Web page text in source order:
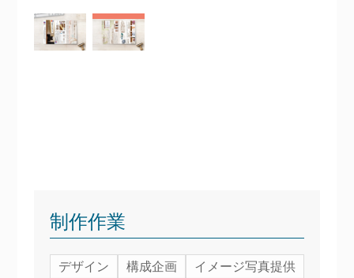
制作作業
デザイン 構成企画 イメージ写真提供